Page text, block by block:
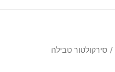
/ סירקולטור טבילה